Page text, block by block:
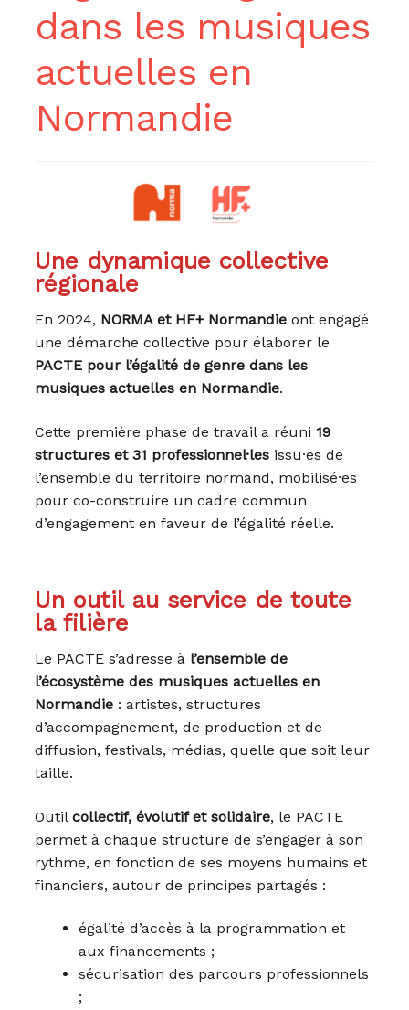
dans les musiques
actuelles en
Normandie
Une dynamique collective
régionale
En 2024, NORMA et HF+ Normandieont engagé
une démarche collective pour élaborer le
PACTE pour l’égalité de genre dans les
musiques actuelles en Normandie.
Cette première phase de travail a réuni 19
structures et 31 professionnel·lesissu·es de
l’ensemble du territoire normand, mobilisé·es
pour co-construire un cadre commun
d’engagement en faveur de l’égalité réelle.
Un outil au service de toute
la filière
Le PACTE s’adresse à l’ensemble de
l’écosystème des musiques actuelles en
Normandie: artistes, structures
d’accompagnement, de production et de
diffusion, festivals, médias, quelle que soit leur
taille.
Outil collectif, évolutif et solidaire, le PACTE
permet à chaque structure de s’engager à son
rythme, en fonction de ses moyens humains et
financiers, autour de principes partagés :
égalité d’accès à la programmation et
aux financements ;
sécurisation des parcours professionnels
;